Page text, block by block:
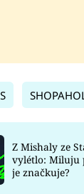
Z Mishaly ze
vylétlo: Miluju
je značkuje?